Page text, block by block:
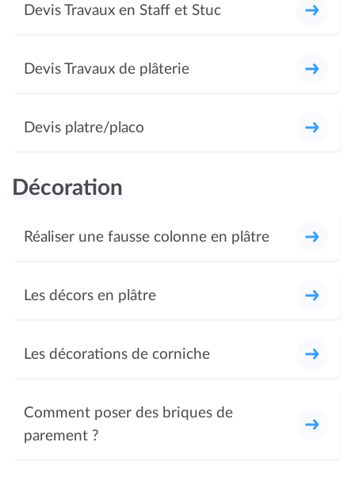
Devis Travaux en Staff et Stuc
Devis Travaux de plâterie
Devis platre/placo
Décoration
Réaliser une fausse colonne en plâtre
Les décors en plâtre
Les décorations de corniche
Comment poser des briques de
parement ?